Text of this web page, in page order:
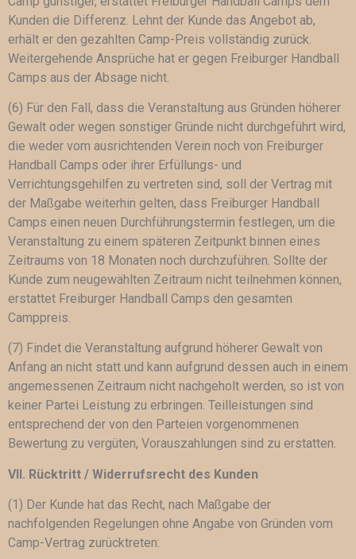
Kunden die Differenz. Lehnt der Kunde das Angebot ab,
erhält er den gezahlten Camp-Preis vollständig zurück.
Weitergehende Ansprüche hat er gegen Freiburger Handball
Camps aus der Absage nicht.
(6) Für den Fall, dass die Veranstaltung aus Gründen höherer
Gewalt oder wegen sonstiger Gründe nicht durchgeführt wird,
die weder vom ausrichtenden Verein noch von Freiburger
Handball Camps oder ihrer Erfüllungs- und
Verrichtungsgehilfen zu vertreten sind, soll der Vertrag mit
der Maßgabe weiterhin gelten, dass Freiburger Handball
Camps einen neuen Durchführungstermin festlegen, um die
Veranstaltung zu einem späteren Zeitpunkt binnen eines
Zeitraums von 18 Monaten noch durchzuführen. Sollte der
Kunde zum neugewählten Zeitraum nicht teilnehmen können,
erstattet Freiburger Handball Camps den gesamten
Camppreis.
(7) Findet die Veranstaltung aufgrund höherer Gewalt von
Anfang an nicht statt und kann aufgrund dessen auch in einem
angemessenen Zeitraum nicht nachgeholt werden, so ist von
keiner Partei Leistung zu erbringen. Teilleistungen sind
entsprechend der von den Parteien vorgenommenen
Bewertung zu vergüten, Vorauszahlungen sind zu erstatten.
VII. Rücktritt / Widerrufsrecht des Kunden
(1) Der Kunde hat das Recht, nach Maßgabe der
nachfolgenden Regelungen ohne Angabe von Gründen vom
Camp-Vertrag zurücktreten: